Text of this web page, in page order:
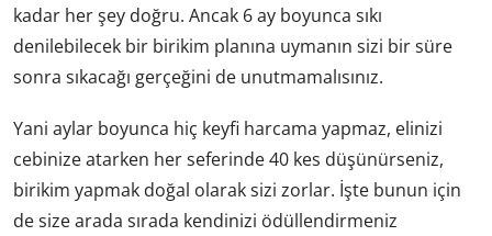
kadar her şey doğru. Ancak 6 ay boyunca sıkı
denilebilecek bir birikim planına uymanın sizi bir süre
sonra sıkacağı gerçeğini de unutmamalısınız.
Yani aylar boyunca hiç keyfi harcama yapmaz, elinizi
cebinize atarken her seferinde 40 kes düşünürseniz,
birikim yapmak doğal olarak sizi zorlar. İşte bunun için
de size arada sırada kendinizi ödüllendirmeniz